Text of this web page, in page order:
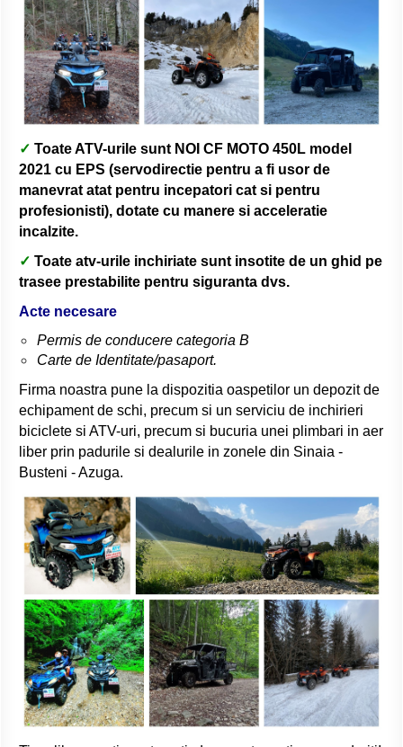
✓ Toate ATV-urile sunt NOI CF MOTO 450L model
2021 cu EPS (servodirectie pentru a fi usor de
manevrat atat pentru incepatori cat si pentru
profesionisti), dotate cu manere si acceleratie
incalzite.
✓ Toate atv-urile inchiriate sunt insotite de un ghid pe
trasee prestabilite pentru siguranta dvs.
Acte necesare
Permis de conducere categoria B
Carte de Identitate/pasaport.
Firma noastra pune la dispozitia oaspetilor un depozit de
echipament de schi, precum si un serviciu de inchirieri
biciclete si ATV-uri, precum si bucuria unei plimbari in aer
liber prin padurile si dealurile in zonele din Sinaia -
Busteni - Azuga.